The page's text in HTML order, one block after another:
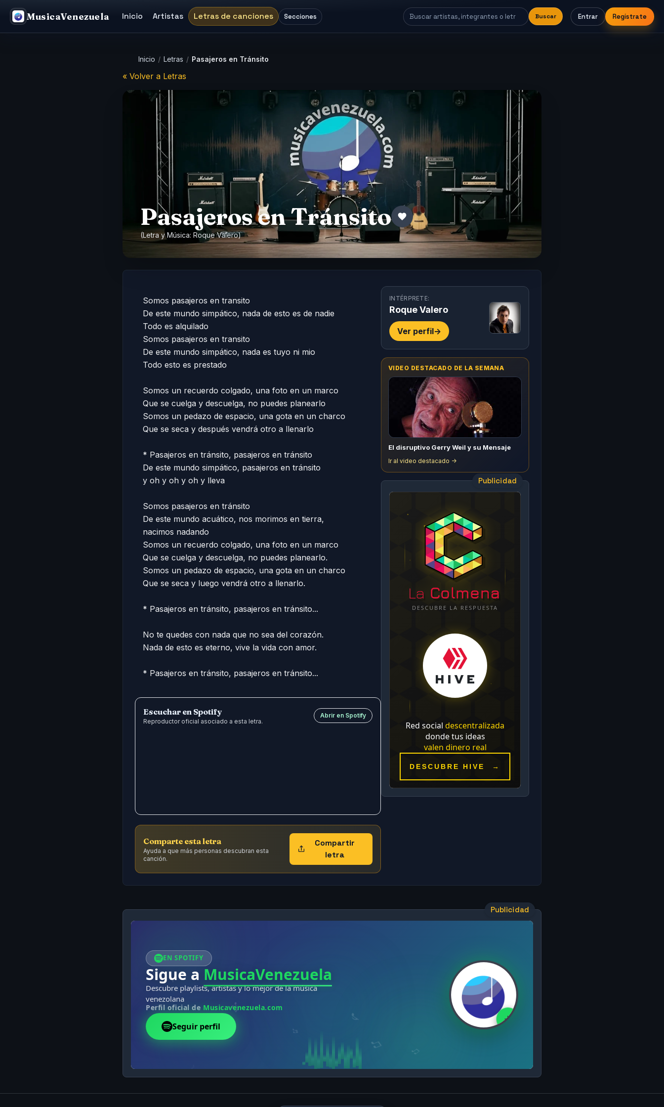
MusicaVenezuela Inicio Artistas Letras de canciones Secciones Buscar Entrar Regístrate
Inicio / Letras / Pasajeros en Tránsito
« Volver a Letras
Pasajeros en Tránsito
(Letra y Música: Roque Valero)
Somos pasajeros en transito
De este mundo simpático, nada de esto es de nadie
Todo es alquilado
Somos pasajeros en transito
De este mundo simpático, nada es tuyo ni mio
Todo esto es prestado
Somos un recuerdo colgado, una foto en un marco
Que se cuelga y descuelga, no puedes planearlo
Somos un pedazo de espacio, una gota en un charco
Que se seca y después vendrá otro a llenarlo
* Pasajeros en tránsito, pasajeros en tránsito
De este mundo simpático, pasajeros en tránsito
y oh y oh y oh y lleva
Somos pasajeros en tránsito
De este mundo acuático, nos morimos en tierra,
nacimos nadando
Somos un recuerdo colgado, una foto en un marco
Que se cuelga y descuelga, no puedes planearlo.
Somos un pedazo de espacio, una gota en un charco
Que se seca y luego vendrá otro a llenarlo.
* Pasajeros en tránsito, pasajeros en tránsito...
No te quedes con nada que no sea del corazón.
Nada de esto es eterno, vive la vida con amor.
* Pasajeros en tránsito, pasajeros en tránsito...
Escuchar en Spotify
Reproductor oficial asociado a esta letra.
Abrir en Spotify
Comparte esta letra
Ayuda a que más personas descubran esta
canción.
Compartir
letra
INTÉRPRETE:
Roque Valero
Ver perfil->
VIDEO DESTACADO DE LA SEMANA
El disruptivo Gerry Weil y su Mensaje
Ir al video destacado ->
Publicidad
Publicidad